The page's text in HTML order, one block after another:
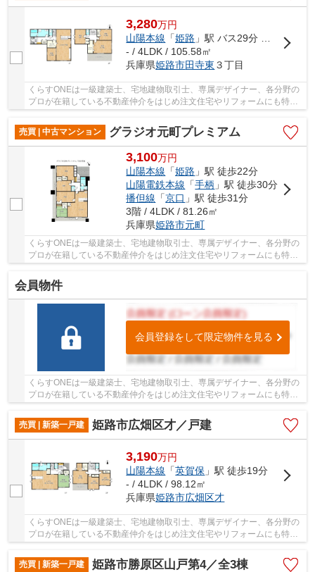
3,280万円
山陽本線 「姫路 」駅 バス29分 「田寺東３丁目」 停歩4分
- / 4LDK / 105.58㎡
兵庫県姫路市田寺東 ３丁目
くらすONEは一級建築士、宅地建物取引士、専属デザイナー、各分野の
プロが在籍している不動産仲介をはじめ注文住宅やリフォームにも特化
売買 | 中古マンション
グラジオ元町プレミアム
3,100万円
山陽本線 「姫路 」駅 徒歩22分
山陽電鉄本線 「手柄 」駅 徒歩30分
播但線 「京口 」駅 徒歩31分
3階 / 4LDK / 81.26㎡
兵庫県姫路市元町
くらすONEは一級建築士、宅地建物取引士、専属デザイナー、各分野の
プロが在籍している不動産仲介をはじめ注文住宅やリフォームにも特化
しているお店です♪住まいに関する事は何でも気...
会員物件
会員登録をして限定物件を見る
くらすONEは一級建築士、宅地建物取引士、専属デザイナー、各分野の
プロが在籍している不動産仲介をはじめ注文住宅やリフォームにも特化
売買 | 新築一戸建
姫路市広畑区才／戸建
3,190万円
山陽本線 「英賀保 」駅 徒歩19分
- / 4LDK / 98.12㎡
兵庫県姫路市広畑区才
くらすONEは一級建築士、宅地建物取引士、専属デザイナー、各分野の
プロが在籍している不動産仲介をはじめ注文住宅やリフォームにも特化
売買 | 新築一戸建
姫路市勝原区山戸第4／全3棟